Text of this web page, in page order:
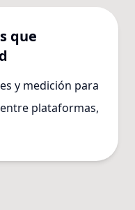
que
y medición para
plataformas,